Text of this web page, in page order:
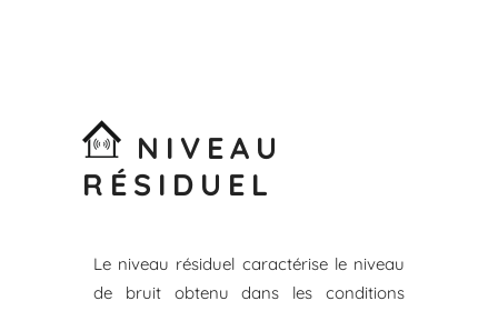
NIVEAU
RÉSIDUEL
Le niveau résiduel caractérise le niveau
de bruit obtenu dans les conditions